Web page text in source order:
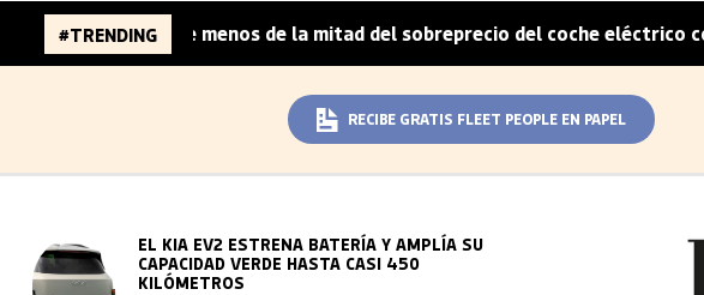
#TRENDING
cubre menos de la mitad del sobreprecio del coche eléctrico corporativo
RECIBE GRATIS FLEET PEOPLE EN PAPEL
EL KIA EV2 ESTRENA BATERÍA Y AMPLÍA SU
CAPACIDAD VERDE HASTA CASI 450
KILÓMETROS